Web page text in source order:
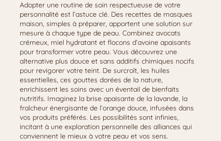
Adopter une routine de soin respectueuse de votre
personnalité est l’astuce clé. Des recettes de masques
maison, simples à préparer, apportent une solution sur
mesure à chaque type de peau. Combinez avocats
crémeux, miel hydratant et flocons d’avoine apaisants
pour transformer votre peau. Vous découvrez une
alternative plus douce et sans additifs chimiques nocifs
pour revigorer votre teint. De surcroît, les huiles
essentielles, ces gouttes dorées de la nature,
enrichissent les soins avec un éventail de bienfaits
nutritifs. Imaginez la brise apaisante de la lavande, la
fraîcheur énergisante de l’orange douce, infusées dans
vos produits préférés. Les possibilités sont infinies,
incitant à une exploration personnelle des alliances qui
conviennent le mieux à votre peau et vos sens.